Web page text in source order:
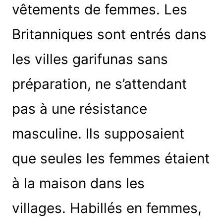
vêtements de femmes. Les
Britanniques sont entrés dans
les villes garifunas sans
préparation, ne s’attendant
pas à une résistance
masculine. Ils supposaient
que seules les femmes étaient
à la maison dans les
villages. Habillés en femmes,